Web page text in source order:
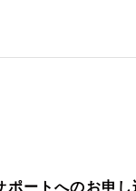
ポートへのお申し